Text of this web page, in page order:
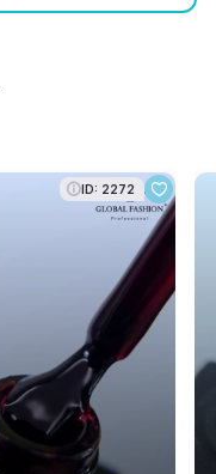
ID: 2272